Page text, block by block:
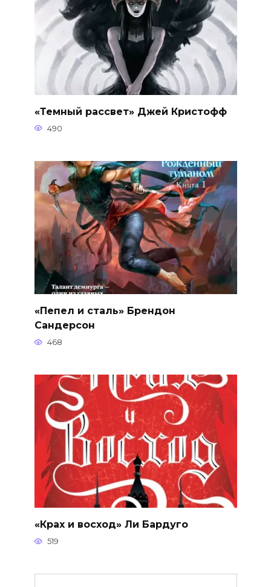
«Темный рассвет» Джей Кристофф
490
«Пепел и сталь» Брендон
Сандерсон
468
«Крах и восход» Ли Бардуго
519